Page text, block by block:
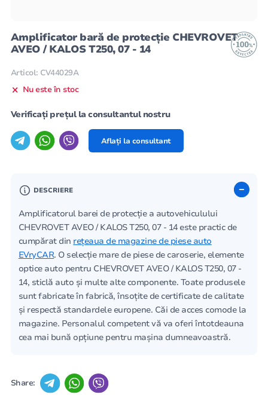
Amplificator bară de protecție CHEVROVET
AVEO / KALOS T250, 07 - 14
Articol: CV44029A
Nu este în stoc
Verificați prețul la consultantul nostru
Aflați la consultant
DESCRIERE
Amplificatorul barei de protecție a autovehiculului
CHEVROVET AVEO / KALOS T250, 07 - 14 este practic de
cumpărat din rețeaua de magazine de piese auto
EVryCAR. O selecție mare de piese de caroserie, elemente
optice auto pentru CHEVROVET AVEO / KALOS T250, 07 -
14, sticlă auto și multe alte componente. Toate produsele
sunt fabricate în fabrică, însoțite de certificate de calitate
și respectă standardele europene. Căi de acces comode la
magazine. Personalul competent vă va oferi întotdeauna
cea mai bună opțiune pentru mașina dumneavoastră.
Share: